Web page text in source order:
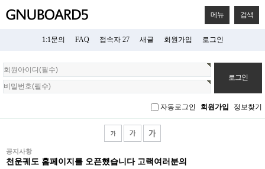
메뉴 검색
1:1문의 FAQ 접속자 27 새글 회원가입 로그인
회
원
로
자동로그인 회원가입 정보찾기
공지사항
천운궤도 홈페이지를 오픈했습니다 고랙여러분의